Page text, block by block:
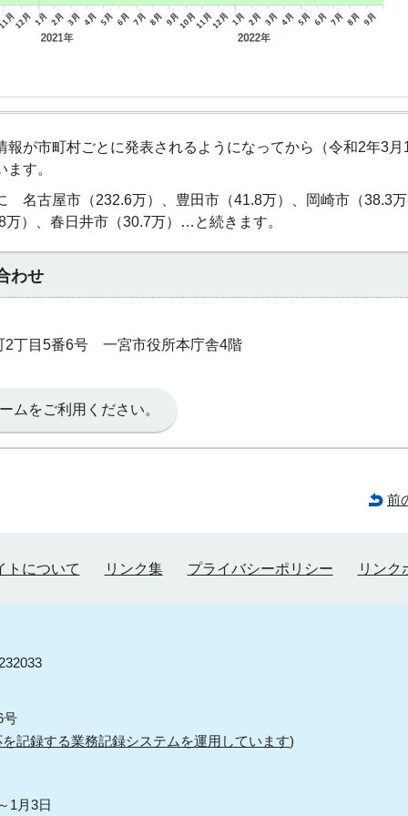
報が市町村ごとに発表されるようになってから（令和2年3月
す。
名古屋市（232.6万）、豊田市（41.8万）、岡崎市（38.3
）、春日井市（30.7万）…と続きます。
わせ
丁目5番6号 一宮市役所本庁舎4階
ムをご利用ください。
前
トについて リンク集 プライバシーポリシー リンク
号
記録する業務記録システムを運用しています)
1月3日